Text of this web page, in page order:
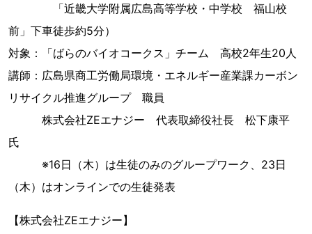
「近畿大学附属広島高等学校・中学校 福山校
前」下車徒歩約5分）
対象：「ばらのバイオコークス」チーム 高校2年生20人
講師：広島県商工労働局環境・エネルギー産業課カーボン
リサイクル推進グループ 職員
株式会社ZEエナジー 代表取締役社長 松下康平
氏
※16日（木）は生徒のみのグループワーク、23日
（木）はオンラインでの生徒発表
【株式会社ZEエナジー】